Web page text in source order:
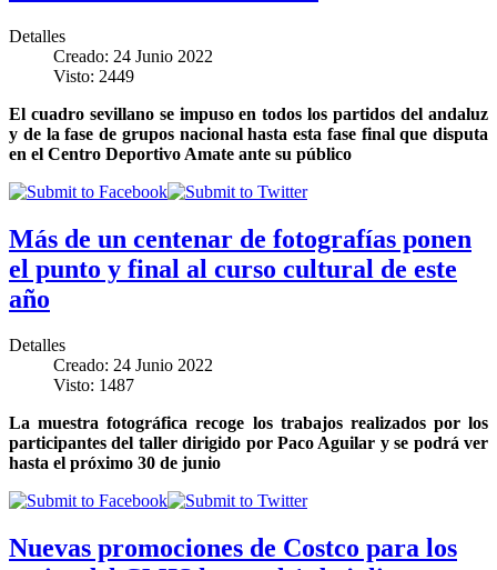
Detalles
Creado: 24 Junio 2022
Visto: 2449
El cuadro sevillano se impuso en todos los partidos del andaluz
y de la fase de grupos nacional hasta esta fase final que disputa
en el Centro Deportivo Amate ante su público
Más de un centenar de fotografías ponen
el punto y final al curso cultural de este
año
Detalles
Creado: 24 Junio 2022
Visto: 1487
La muestra fotográfica recoge los trabajos realizados por los
participantes del taller dirigido por Paco Aguilar y se podrá ver
hasta el próximo 30 de junio
Nuevas promociones de Costco para los